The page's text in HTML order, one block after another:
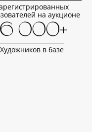
на аукционе
000+
Художников в базе